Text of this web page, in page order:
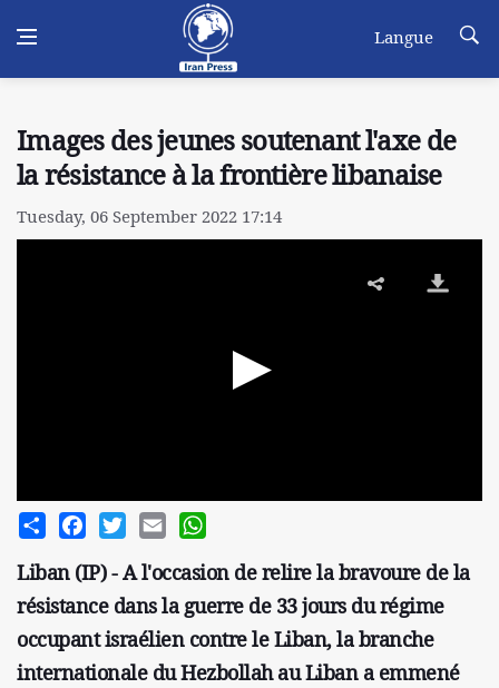
Langue
Images des jeunes soutenant l'axe de
la résistance à la frontière libanaise
Tuesday, 06 September 2022 17:14
Share FacebookTwitterEmail
Liban (IP) - A l'occasion de relire la bravoure de la
résistance dans la guerre de 33 jours du régime
occupant israélien contre le Liban, la branche
internationale du Hezbollah au Liban a emmené